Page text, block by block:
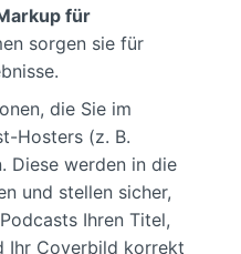
für
sorgen sie für
die Sie im
Hosters (z. B.
Diese werden in die
und stellen sicher,
Ihren Titel,
Ihr Coverbild korrekt